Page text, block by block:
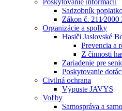
Poskytovanie informácií
Sadzobník
Zákon č. 211⁄2000
Organizácie a spolky
Hasiči Jaslovské
Prevencia a
Z činnosti
Zariadenie pre
Poskytovanie
Civilná ochrana
Výpuste JAVYS
Voľby
Samospráva a